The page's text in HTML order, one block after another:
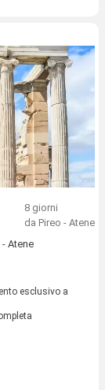
8 giorni
da Pireo - Atene
Atene
esclusivo a